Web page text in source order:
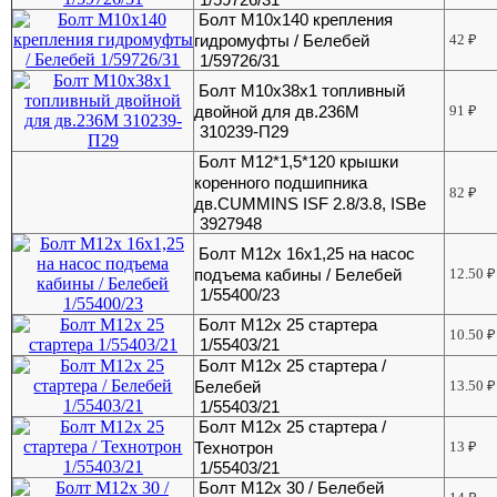
Болт М10х140 крепления
гидромуфты / Белебей
1/59726/31
42₽
Болт М10х38х1 топливный
двойной для дв.236М
310239-П29
91₽
Болт М12*1,5*120 крышки
коренного подшипника
дв.CUMMINS ISF 2.8/3.8, ISBe
3927948
82₽
Болт М12х 16х1,25 на насос
подъема кабины / Белебей
1/55400/23
12.50₽
Болт М12х 25 стартера
1/55403/21
10.50₽
Болт М12х 25 стартера /
Белебей
1/55403/21
13.50₽
Болт М12х 25 стартера /
Технотрон
1/55403/21
13₽
Болт М12х 30 / Белебей